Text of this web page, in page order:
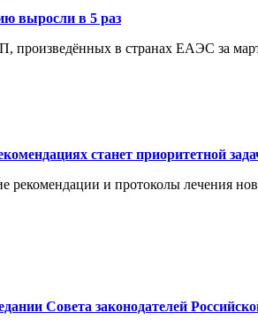
выросли в 5 раз
произведённых в странах ЕАЭС за
станет приоритетной
и протоколы лечения
Совета законодателей